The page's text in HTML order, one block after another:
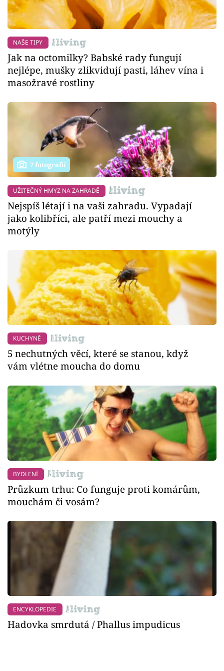
NAŠE TIPY
Jak na octomilky? Babské rady fungují
nejlépe, mušky zlikvidují pasti, láhev vína i
masožravé rostliny
7 fotografií
UŽITEČNÝ HMYZ NA ZAHRADĚ
Nejspíš létají i na vaši zahradu. Vypadají
jako kolibříci, ale patří mezi mouchy a
motýly
KUCHYNĚ
5 nechutných věcí, které se stanou, když
vám vlétne moucha do domu
BYDLENÍ
Průzkum trhu: Co funguje proti komárům,
mouchám či vosám?
ENCYKLOPEDIE
Hadovka smrdutá / Phallus impudicus